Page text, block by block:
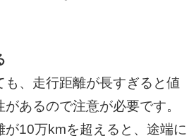
も、走行距離が長すぎると値
あるので注意が必要です。
が10万kmを超えると、途端に